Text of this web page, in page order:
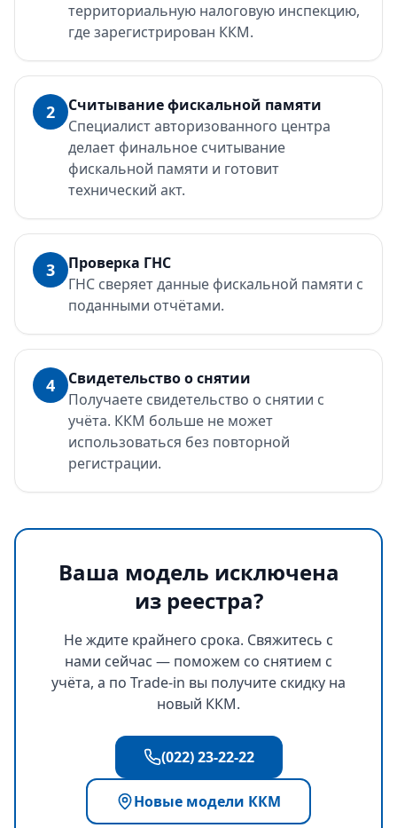
территориальную налоговую инспекцию,
где зарегистрирован ККМ.
2
Считывание фискальной памяти
Специалист авторизованного центра
делает финальное считывание
фискальной памяти и готовит
технический акт.
3
Проверка ГНС
ГНС сверяет данные фискальной памяти с
поданными отчётами.
4
Свидетельство о снятии
Получаете свидетельство о снятии с
учёта. ККМ больше не может
использоваться без повторной
регистрации.
Ваша модель исключена
из реестра?
Не ждите крайнего срока. Свяжитесь с
нами сейчас — поможем со снятием с
учёта, а по Trade-in вы получите скидку на
новый ККМ.
(022) 23-22-22
Новые модели ККМ